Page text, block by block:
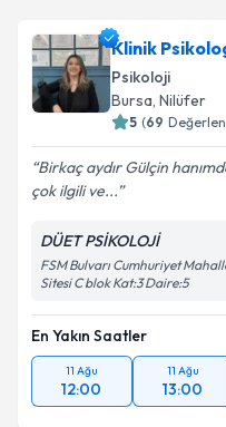
Klinik
Psikoloji
Bursa, Nilüfer
5 (69
Birkaç aydır Gülçin
çok ilgili ve...
DÜET PSİKOLOJİ
FSM Bulvarı Cumhuriyet
Sitesi C blok Kat:3 Daire:5
En Yakın Saatler
11 Ağu
12:00
11 Ağu
13:00